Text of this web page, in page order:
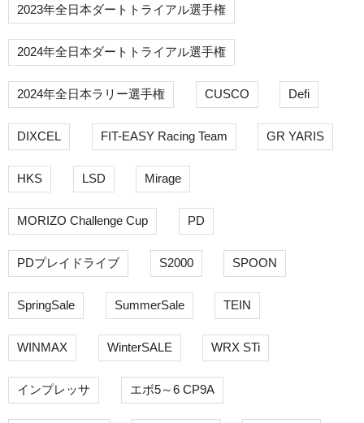
2023年全日本ダートトライアル選手権
2024年全日本ダートトライアル選手権
2024年全日本ラリー選手権 CUSCO Defi
DIXCEL FIT-EASY Racing Team GR YARIS
HKS LSD Mirage
MORIZO Challenge Cup PD
PDプレイドライブ S2000 SPOON
SpringSale SummerSale TEIN
WINMAX WinterSALE WRX STi
インプレッサ エボ5～6 CP9A